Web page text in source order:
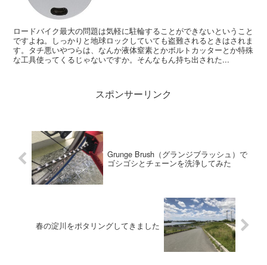
ロードバイク最大の問題は気軽に駐輪することができないということ
ですよね。しっかりと地球ロックしていても盗難されるときはされま
す。タチ悪いやつらは、なんか液体窒素とかボルトカッターとか特殊
な工具使ってくるじゃないですか。そんなもん持ち出された...
スポンサーリンク
Grunge Brush（グランジブラッシュ）で
ゴシゴシとチェーンを洗浄してみた
春の淀川をポタリングしてきました